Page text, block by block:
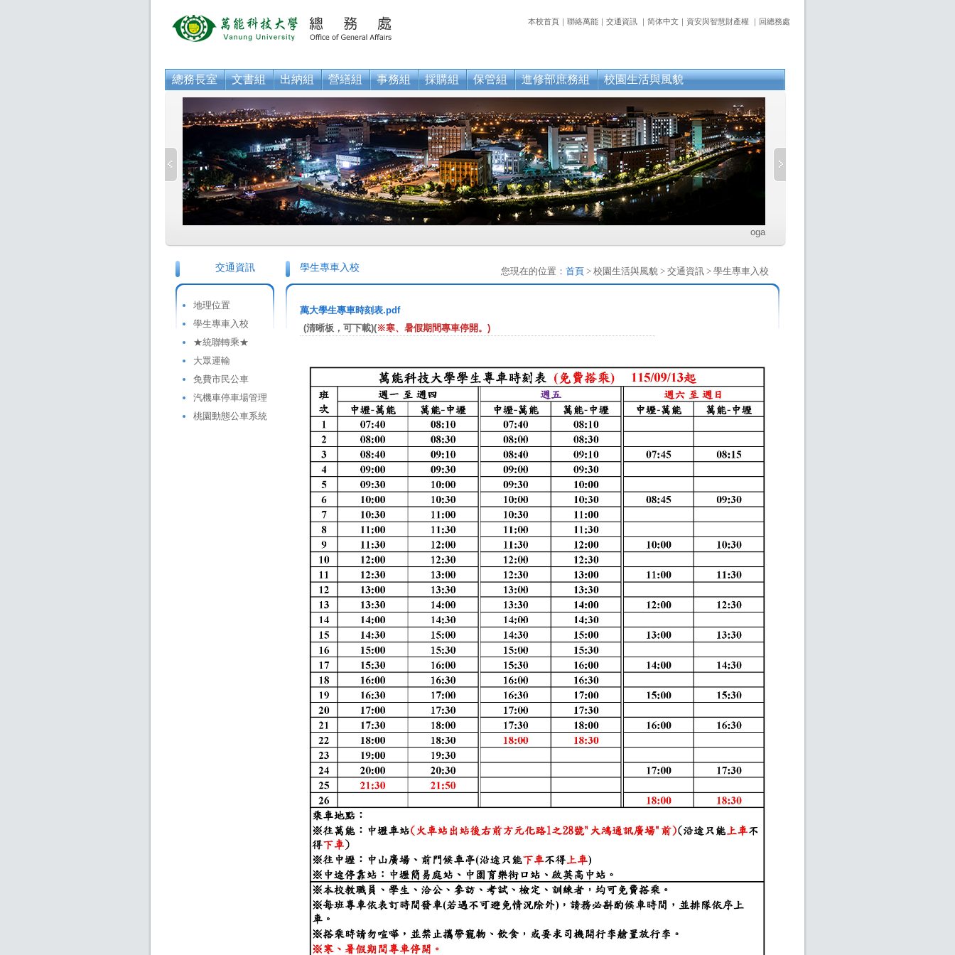
本校首頁 ｜ 聯絡萬能 ｜ 交通資訊 ｜ 简体中文 ｜ 資安與智慧財產權 ｜ 回總務處
總務長室 文書組 出納組 營繕組 事務組 採購組 保管組 進修部庶務組 校園生活與風貌
oga
交通資訊
地理位置
學生專車入校
★統聯轉乘★
大眾運輸
免費市民公車
汽機車停車場管理
桃園動態公車系統
學生專車入校 您現在的位置： 首頁 > 校園生活與風貌 > 交通資訊 > 學生專車入校
萬大學生專車時刻表.pdf
(清晰板，可下載)(※寒、暑假期間專車停開。)